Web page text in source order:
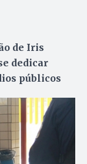
de Iris
dedicar
públicos